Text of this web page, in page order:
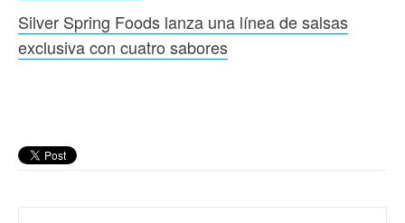
Silver Spring Foods lanza una línea de salsas
exclusiva con cuatro sabores